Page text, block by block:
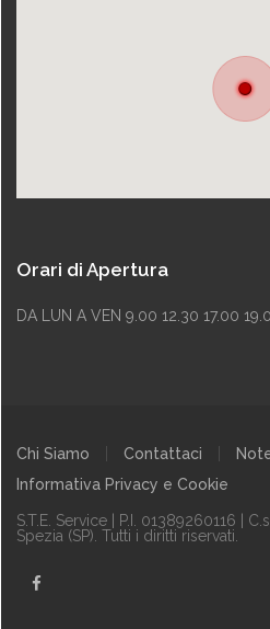
Orari di Apertura
DA LUN A VEN 9.00 12.30 17.00
Chi Siamo Contattaci
Informativa Privacy e Cookie
S.T.E. Service | P.I. 01389260116 |
Spezia (SP) . Tutti i diritti riservati.